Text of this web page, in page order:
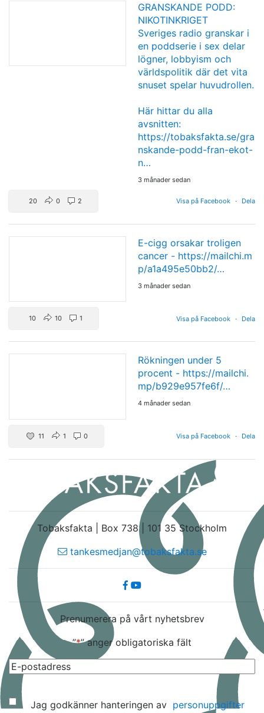
GRANSKANDE PODD:
NIKOTINKRIGET
Sveriges radio granskar i
en poddserie i sex delar
lögner, lobbyism och
världspolitik där det vita
snuset spelar huvudrollen.
Här hittar du alla
avsnitten:
https://tobaksfakta.se/gra
nskande-podd-fran-ekot-
n…
3 månader sedan
Visa på Facebook · Dela
20 0 2
E-cigg orsakar troligen
cancer - https://mailchi.m
p/a1a495e50bb2/…
3 månader sedan
Visa på Facebook · Dela
10 10 1
Rökningen under 5
procent - https://mailchi.
mp/b929e957fe6f/…
4 månader sedan
Visa på Facebook · Dela
11 1 0
Tobaksfakta | Box 738 | 101 35 Stockholm
tankesmedjan@tobaksfakta.se
Prenumerera på vårt nyhetsbrev
”*” anger obligatoriska fält
Samtycke
Jag godkänner hanteringen av personuppgifter